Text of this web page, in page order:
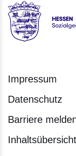
Hessen -
Impressum
Datenschutz
Barriere
Inhaltsübersicht